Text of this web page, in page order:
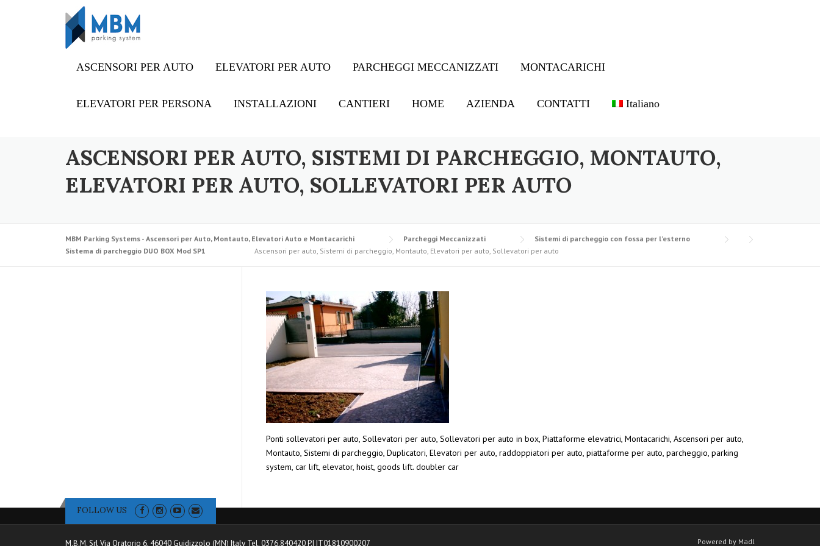
ASCENSORI PER AUTO ELEVATORI PER AUTO PARCHEGGI MECCANIZZATI MONTACARICHI
ELEVATORI PER PERSONA INSTALLAZIONI CANTIERI HOME AZIENDA CONTATTI Italiano
ASCENSORI PER AUTO, SISTEMI DI PARCHEGGIO, MONTAUTO,
ELEVATORI PER AUTO, SOLLEVATORI PER AUTO
MBM Parking Systems - Ascensori per Auto, Montauto, Elevatori Auto e Montacarichi Parcheggi Meccanizzati
Sistemi di parcheggio con fossa per l’esterno
Sistema di parcheggio DUO BOX Mod SP1
Ascensori per auto, Sistemi di parcheggio, Montauto, Elevatori per auto, Sollevatori per auto
Ponti sollevatori per auto, Sollevatori per auto, Sollevatori per auto in box, Piattaforme elevatrici, Montacarichi, Ascensori per auto,
Montauto, Sistemi di parcheggio, Duplicatori, Elevatori per auto, raddoppiatori per auto, piattaforme per auto, parcheggio, parking
system, car lift, elevator, hoist, goods lift. doubler car
FOLLOW US
M.B.M. Srl Via Oratorio 6, 46040 Guidizzolo (MN) Italy Tel. 0376.840420 P.I IT01810900207 Powered by Madl